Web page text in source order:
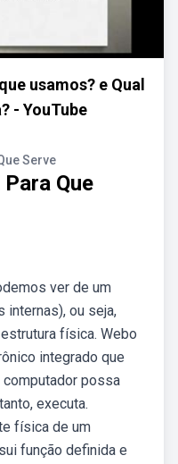
usamos? e Qual
- YouTube
Serve
Que
ver de um
internas), ou seja,
física. Webo
integrado que
possa
executa.
física de um
função definida e